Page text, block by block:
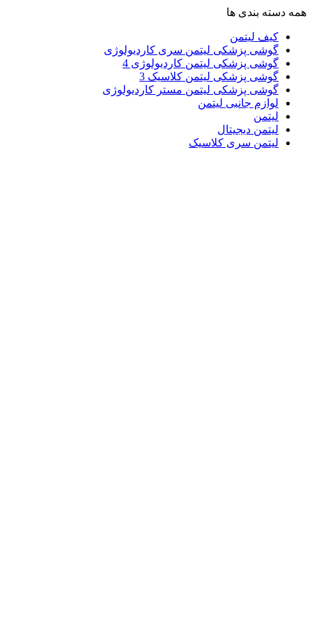
همه دسته بندی ها
کیف لیتمن
گوشی پزشکی لیتمن سری کاردیولوژی
گوشی پزشکی لیتمن کاردیولوژی 4
گوشی پزشکی لیتمن کلاسیک 3
گوشی پزشکی لیتمن مستر کاردیولوژی
لوازم جانبی لیتمن
لیتمن
لیتمن دیجیتال
لیتمن سری کلاسیک